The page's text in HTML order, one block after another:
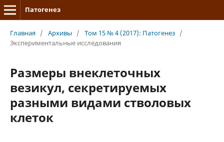
Патогенез
Главная / Архивы / Том 15 № 4 (2017): Патогенез /
Экспериментальные исследования
Размеры внеклеточных
везикул, секретируемых
разными видами стволовых
клеток